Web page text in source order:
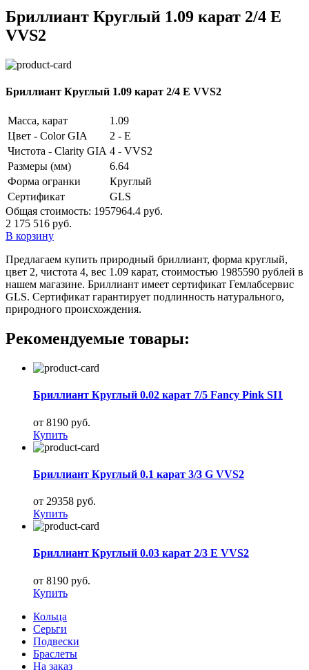
Бриллиант Круглый 1.09 карат 2/4 E
VVS2
Бриллиант Круглый 1.09 карат 2/4 E VVS2
Масса, карат
1.09
Цвет - Color GIA
2 - E
Чистота - Clarity GIA 4 - VVS2
Размеры (мм)
6.64
Форма огранки
Круглый
Сертификат
GLS
Общая стоимость: 1957964.4 руб.
2 175 516 руб.
В корзину
Предлагаем купить природный бриллиант, форма круглый,
цвет 2, чистота 4, вес 1.09 карат, стоимостью 1985590 рублей в
нашем магазине. Бриллиант имеет сертификат Гемлабсервис
GLS. Сертификат гарантирует подлинность натурального,
природного происхождения.
Рекомендуемые товары:
Бриллиант Круглый 0.02 карат 7/5 Fancy Pink SI1
от 8190 руб.
Купить
Бриллиант Круглый 0.1 карат 3/3 G VVS2
от 29358 руб.
Купить
Бриллиант Круглый 0.03 карат 2/3 E VVS2
от 8190 руб.
Купить
Кольца
Серьги
Подвески
Браслеты
На заказ